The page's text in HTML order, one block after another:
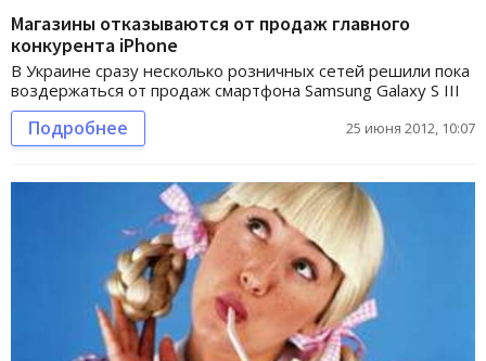
Магазины отказываются от продаж главного
конкурента iPhone
В Украине сразу несколько розничных сетей решили пока
воздержаться от продаж смартфона Samsung Galaxy S III
Подробнее 25 июня 2012, 10:07